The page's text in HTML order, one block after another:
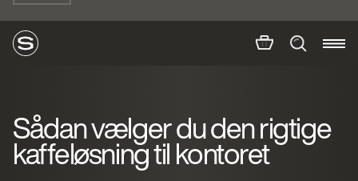
Sådan vælger du den rigtige
kaffeløsning til kontoret